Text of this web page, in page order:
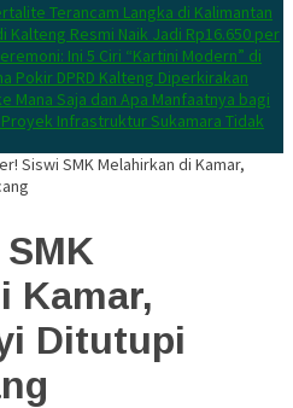
Terancam Langka di Kalimantan
Kalteng Resmi Naik Jadi Rp16.650 per
Ini 5 Ciri “Kartini Modern” di
Pokir DPRD Kalteng Diperkirakan
Mana Saja dan Apa Manfaatnya bagi
Infrastruktur Sukamara Tidak
Siswi SMK Melahirkan di Kamar,
Kamar,
Ditutupi